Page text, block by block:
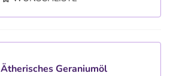
Ätherisches Geraniumöl